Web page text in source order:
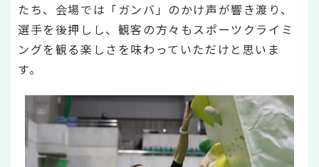
たち、会場では「ガンバ」のかけ声が響き渡り、
選手を後押しし、観客の方々もスポーツクライミ
ングを観る楽しさを味わっていただけと思いま
す。